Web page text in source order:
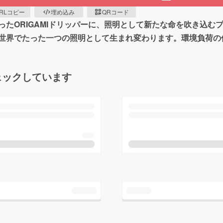
コピー 埋め込み QRコード
ORIGAMIドリッパーに、照明として新たな命を吹き込む
でたった一つの照明として生まれ変わります。環境負荷
クしています